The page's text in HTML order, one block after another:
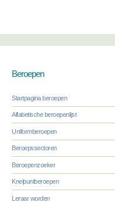
Beroepen
Startpagina beroepen
Alfabetische beroepenlijst
Uniformberoepen
Beroepssectoren
Beroepenzoeker
Knelpuntberoepen
Leraar worden